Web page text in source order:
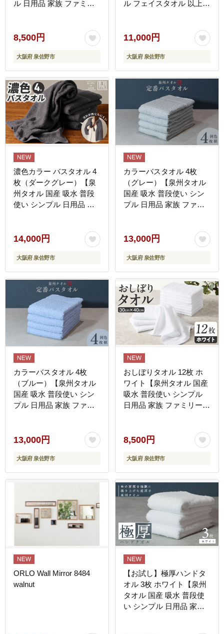
ル 日用品 家族 ファミリ
8,500円
大阪府 泉佐野市
ル フェイスタオル 以上
家族 ファミリー】 G4403
11,000円
大阪府 泉佐野市
濃色カラー バスタオル 4
枚（ダークグレー）【泉
州タオル 国産 吸水 普段
使い シンプル 日用品 家
14,000円
大阪府 泉佐野市
カラーバスタオル 4枚
（グレー）【泉州タオル
国産 吸水 普段使い シン
プル 日用品 家族 ファミ
13,000円
大阪府 泉佐野市
カラーバスタオル 4枚
（ブルー）【泉州タオル
国産 吸水 普段使い シン
プル 日用品 家族 ファミ
13,000円
大阪府 泉佐野市
おしぼりタオル 12枚 ホ
ワイト【泉州タオル 国産
吸水 普段使い シンプル
日用品 家族 ファミリー】
8,500円
大阪府 泉佐野市
ORLO Wall Mirror 8484
walnut
【お試し】極厚ハンドタ
オル 3枚 ホワイト【泉州
タオル 国産 吸水 普段使
い シンプル 日用品 家族